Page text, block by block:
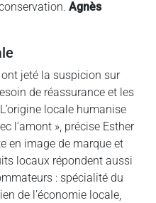
Agnès
jeté la suspicion sur
de réassurance et les
locale humanise
l’amont », précise Esther
en image de marque et
locaux répondent aussi
: spécialité du
de l’économie locale,